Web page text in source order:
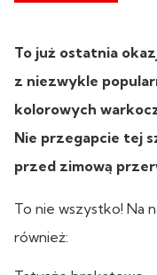
To już ostatnia
z niezwykle
kolorowych
Nie przegapcie tej
przed zimową
To nie wszystko! Na
również: